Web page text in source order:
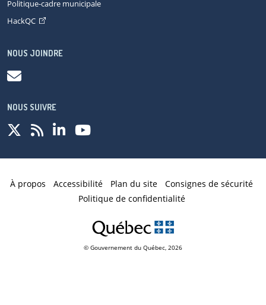
Politique-cadre municipale
HackQC
NOUS JOINDRE
NOUS SUIVRE
À propos Accessibilité Plan du site
Consignes de sécurité
Politique de confidentialité
© Gouvernement du Québec, 2026